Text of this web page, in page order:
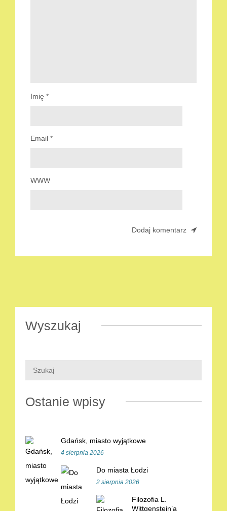
Imię *
Email *
WWW
Wyszukaj
Ostanie wpisy
Gdańsk, miasto wyjątkowe
4 sierpnia 2026
Do miasta Łodzi
2 sierpnia 2026
Filozofia L.
Wittgenstein’a